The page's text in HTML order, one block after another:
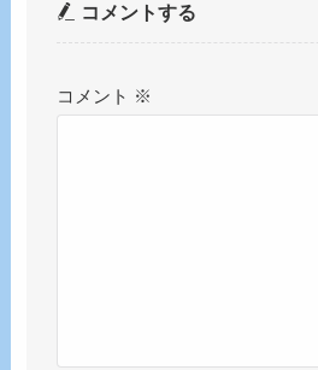
コメントする
コメント ※